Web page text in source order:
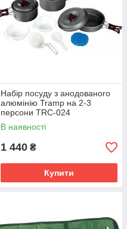
Набір посуду з анодованого
алюмінію Tramp на 2-3
персони TRC-024
В наявності
1 440 ₴
Купити